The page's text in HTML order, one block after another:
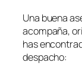
Una buena
acompaña,
has
despacho: